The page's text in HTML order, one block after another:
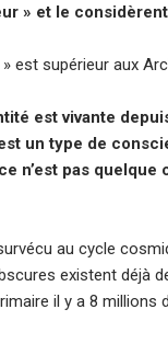
» et le
est supérieur aux
est vivante
un type de
n’est pas
au cycle
existent déjà
il y a 8